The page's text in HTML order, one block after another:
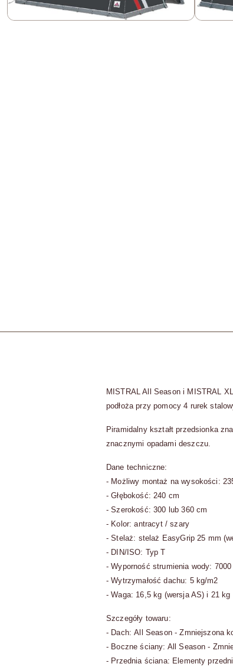
MISTRAL All Season i MISTRAL
podłoża przy pomocy 4 rurek
Piramidalny kształt przedsionka
znacznymi opadami deszczu.
Dane techniczne:
- Możliwy montaż na wysokości:
- Głębokość: 240 cm
- Szerokość: 300 lub 360 cm
- Kolor: antracyt / szary
- Stelaż: stelaż EasyGrip 25 mm
- DIN/ISO: Typ T
- Wyporność strumienia wody: 7000
- Wytrzymałość dachu: 5 kg/m2
- Waga: 16,5 kg (wersja AS) i 21 kg
Szczegóły towaru:
- Dach: All Season - Zmniejszona
- Boczne ściany: All Season -
- Przednia ściana: Elementy